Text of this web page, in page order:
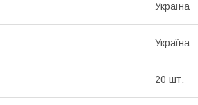
Україна
Україна
20 шт.